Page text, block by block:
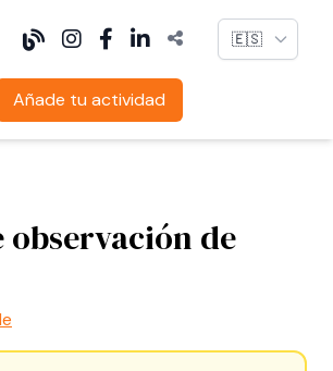
Language
Añade tu actividad
observación de